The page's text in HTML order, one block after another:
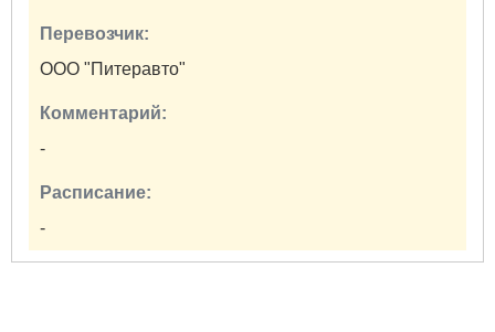
Перевозчик:
ООО "Питеравто"
Комментарий:
-
Расписание:
-